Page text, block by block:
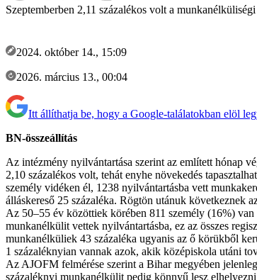
Szeptemberben 2,11 százalékos volt a
2024. október 14., 15:09
2026. március 13., 00:04
Itt állíthatja be, hogy a Google-találatokban elöl
BN-összeállítás
Az intézmény nyilvántartása szerint az említett hónap
2,10 százalékos volt, tehát enyhe növekedés
személy vidéken él, 1238 nyilvántartásba vett
álláskereső 25 százaléka. Rögtön utánuk következnek
Az 50–55 év közöttiek körében 811 személy (16%)
munkanélkülit vettek nyilvántartásba, ez az összes
munkanélküliek 43 százaléka ugyanis az ő körükből
1 százaléknyian vannak azok, akik középiskola utáni
Az AJOFM felmérése szerint a Bihar megyében
százaléknyi munkanélkülit pedig könnyű lesz